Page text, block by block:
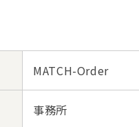
MATCH-Order
事務所